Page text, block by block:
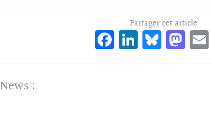
Partager cet article
Fa
ce
Li
n
Bl
ue
M
as
News :